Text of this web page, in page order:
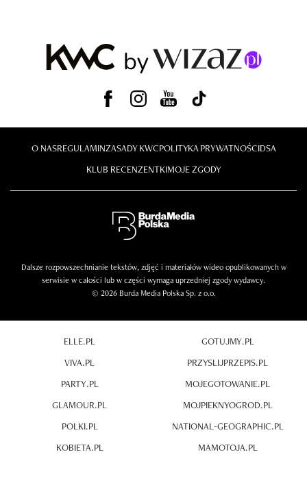
O NASREGULAMINZASADY KWCPOLITYKA PRYWATNOŚCIDSA
KLUB RECENZENTKIMOJE ZGODY
Dalsze rozpowszechnianie tekstów, zdjęć i materiałów wideo opublikowanych w
serwisie w całości lub w części wymaga uprzedniej zgody wydawcy.
© 2026 Burda Media Polska Sp. z o.o.
ELLE.PL
VIVA.PL
PARTY.PL
GLAMOUR.PL
POLKI.PL
KOBIETA.PL
GOTUJMY.PL
PRZYSLIJPRZEPIS.PL
MOJEGOTOWANIE.PL
MOJPIEKNYOGROD.PL
NATIONAL-GEOGRAPHIC.PL
MAMOTOJA.PL